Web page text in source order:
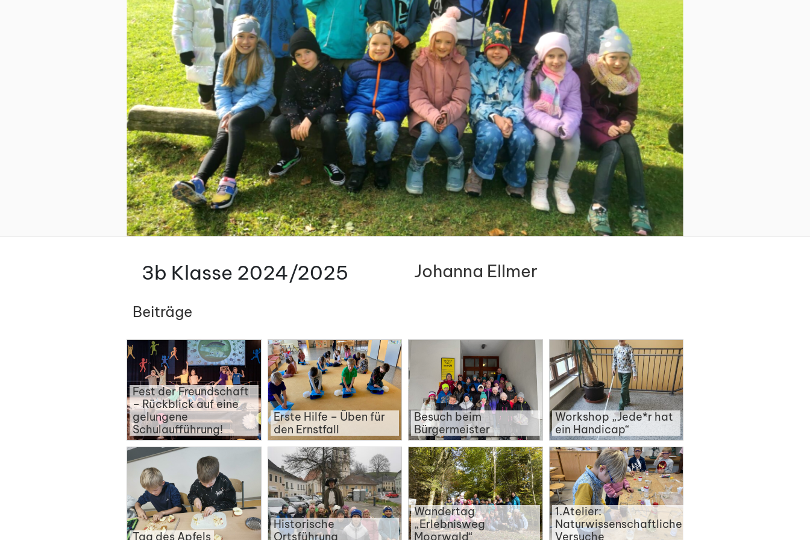
3b Klasse 2024/2025 Johanna Ellmer
Beiträge
Fest der Freundschaft
– Rückblick auf eine
gelungene
Schulaufführung!
Erste Hilfe – Üben für
den Ernstfall
Besuch beim
Bürgermeister
Workshop „Jede*r hat
ein Handicap“
Tag des Apfels
Historische
Ortsführung
Wandertag
„Erlebnisweg
Moorwald“
1.Atelier:
Naturwissenschaftliche
Versuche